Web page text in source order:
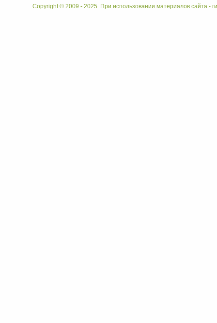
Copyright © 2009 - 2025. При использовании материалов сайта -